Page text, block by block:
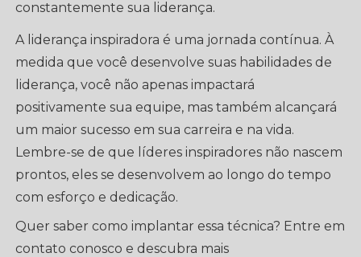
constantemente sua liderança.
A liderança inspiradora é uma jornada contínua. À
medida que você desenvolve suas habilidades de
liderança, você não apenas impactará
positivamente sua equipe, mas também alcançará
um maior sucesso em sua carreira e na vida.
Lembre-se de que líderes inspiradores não nascem
prontos, eles se desenvolvem ao longo do tempo
com esforço e dedicação.
Quer saber como implantar essa técnica? Entre em
contato conosco e descubra mais